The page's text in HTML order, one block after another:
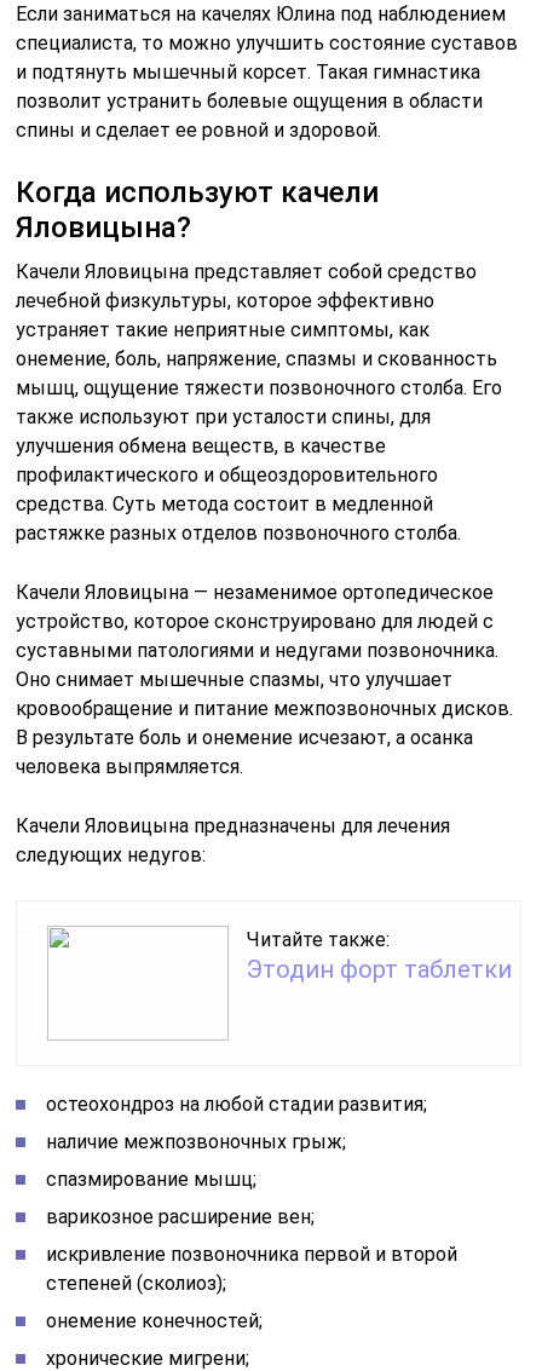
Если заниматься на качелях Юлина под наблюдением
специалиста, то можно улучшить состояние суставов
и подтянуть мышечный корсет. Такая гимнастика
позволит устранить болевые ощущения в области
спины и сделает ее ровной и здоровой.
Когда используют качели
Яловицына?
Качели Яловицына представляет собой средство
лечебной физкультуры, которое эффективно
устраняет такие неприятные симптомы, как
онемение, боль, напряжение, спазмы и скованность
мышц, ощущение тяжести позвоночного столба. Его
также используют при усталости спины, для
улучшения обмена веществ, в качестве
профилактического и общеоздоровительного
средства. Суть метода состоит в медленной
растяжке разных отделов позвоночного столба.
Качели Яловицына — незаменимое ортопедическое
устройство, которое сконструировано для людей с
суставными патологиями и недугами позвоночника.
Оно снимает мышечные спазмы, что улучшает
кровообращение и питание межпозвоночных дисков.
В результате боль и онемение исчезают, а осанка
человека выпрямляется.
Качели Яловицына предназначены для лечения
следующих недугов:
Читайте также:
Этодин форт таблетки
остеохондроз на любой стадии развития;
наличие межпозвоночных грыж;
спазмирование мышц;
варикозное расширение вен;
искривление позвоночника первой и второй
степеней (сколиоз);
онемение конечностей;
хронические мигрени;